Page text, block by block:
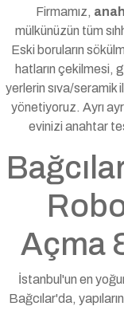
Firmamız,
mülkünüzün tüm
Eski boruların
hatların çekilmesi,
yerlerin sıva/seramik
yönetiyoruz. Ayrı
evinizi anahtar
Açma
İstanbul'un en
Bağcılar'da,